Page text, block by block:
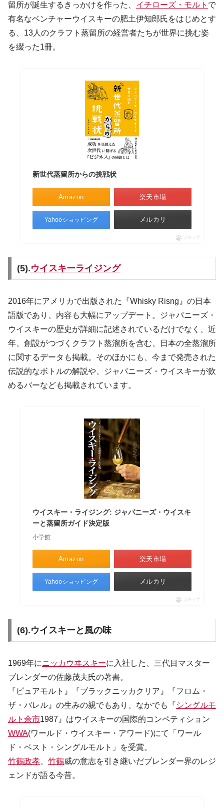
留所が誕生するきっかけを作った、 イチローズ・モルト で
有名なベンチャーウイスキーの肥土伊知郎氏をはじめとす
る、13人のクラフト蒸留所の経営者たちが世界に挑む姿
を綴った1冊。
新世代蒸留所からの挑戦状
Amazon 楽天市場
Yahooショッピング メルカリ
ポチップ
(5).ウイスキーライジング
2016年にアメリカで出版された『Whisky Risng』の日本
語版であり、内容も大幅にアップデート。ジャパニーズ・
ウイスキーの歴史が詳細に記述されているだけでなく、近
年、創設がつづくクラフト蒸溜所を含む、日本の全蒸溜所
に関するデータも掲載。そのほかにも、今まで発売された
伝説的なボトルの解説や、ジャパニーズ・ウイスキーが飲
めるバーなども掲載されています。
ウイスキー・ライジング: ジャパニーズ・ウイスキ
ーと蒸留所ガイド決定版
小学館
Amazon 楽天市場
Yahooショッピング メルカリ
ポチップ
(6).ウイスキーと風の味
1969年にニッカウヰスキーに入社した、三代目マスター
ブレンダーの佐藤茂夫氏の著書。
『ピュアモルト』『ブラックニッカクリア』『フロム・
ザ・バレル』の生みの親でもあり、なかでも『シングルモ
ルト余市1987』はウイスキーの国際的コンペティション
WWA(ワールド・ウイスキー・アワード)にて「ワール
ド・ベスト・シングルモルト」を受賞。
竹鶴政孝
竹鶴威の意志を引き継いだブレンダー界のレジ
ェンドが語る今昔。